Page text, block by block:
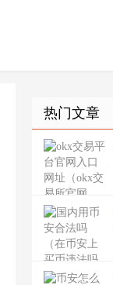
热门文章